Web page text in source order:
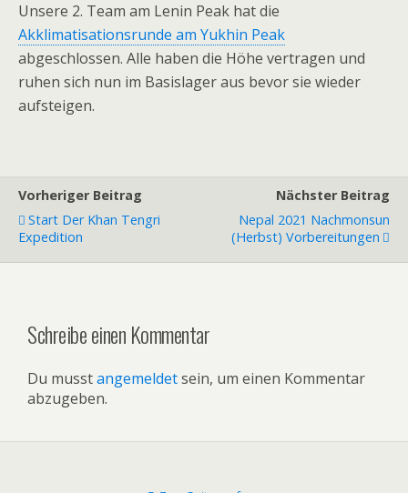
Unsere 2. Team am Lenin Peak hat die
Akklimatisationsrunde am Yukhin Peak
abgeschlossen. Alle haben die Höhe vertragen und
ruhen sich nun im Basislager aus bevor sie wieder
aufsteigen.
Vorheriger Beitrag
Start Der Khan Tengri
Expedition
Nächster Beitrag
Nepal 2021 Nachmonsun
(Herbst) Vorbereitungen
Schreibe einen Kommentar
Du musstangemeldetsein, um einen Kommentar
abzugeben.